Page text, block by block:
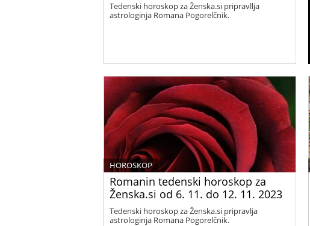
Tedenski horoskop za Ženska.si pripravllja
astrologinja Romana Pogorelčnik.
Romanin tedenski horoskop za
Ženska.si od 6. 11. do 12. 11. 2023
HOROSKOP
Tedenski horoskop za Ženska.si pripravlja
astrologinja Romana Pogorelčnik.